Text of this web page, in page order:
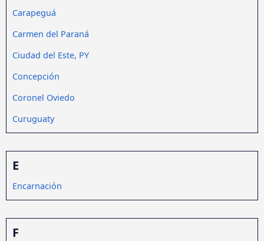
Carapeguá
Carmen del Paraná
Ciudad del Este, PY
Concepción
Coronel Oviedo
Curuguaty
E
Encarnación
F